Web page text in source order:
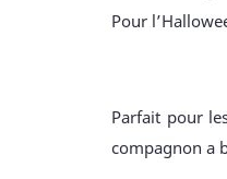
Pour
Parfait pour
compagnon a